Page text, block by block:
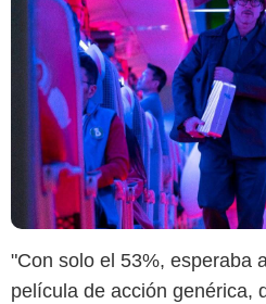
"Con solo el 53%, esperaba
película de acción genérica,